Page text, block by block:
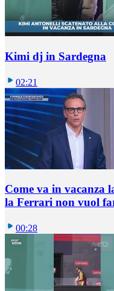
Kimi dj in Sardegna
02:21
Come va in vacanza
la Ferrari non vuol
00:28